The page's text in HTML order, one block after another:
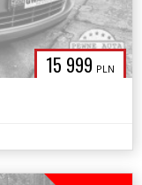
15 999 PLN